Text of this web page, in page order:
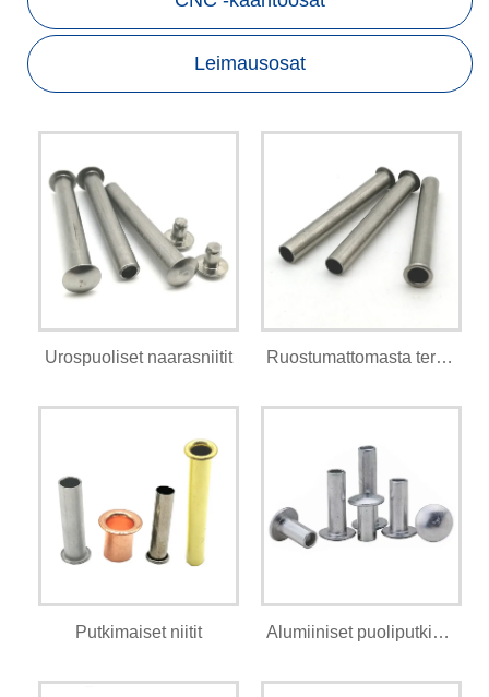
Leimausosat
Urospuoliset naarasniitit Ruostumattomasta teräksestä valmistetut ontot niitit
Putkimaiset niitit Alumiiniset puoliputkiniitit